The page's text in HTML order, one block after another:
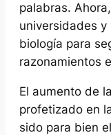
palabras.
universidades y
biología para
razonamientos
El aumento de
profetizado en
sido para bien